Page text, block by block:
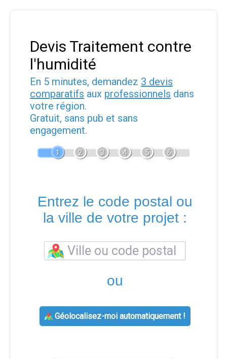
Devis Traitement contre
l'humidité
En 5 minutes, demandez 3 devis
comparatifs aux professionnels dans
votre région.
Gratuit, sans pub et sans
engagement.
1 2 3 4 5 6
Entrez le code postal ou
la ville de votre projet :
ou
Géolocalisez-moi automatiquement !